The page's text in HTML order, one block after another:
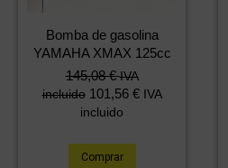
Bomba de gasolina
YAMAHA XMAX 125cc
145,08€ IVA
incluido 101,56 € IVA
incluido
Comprar